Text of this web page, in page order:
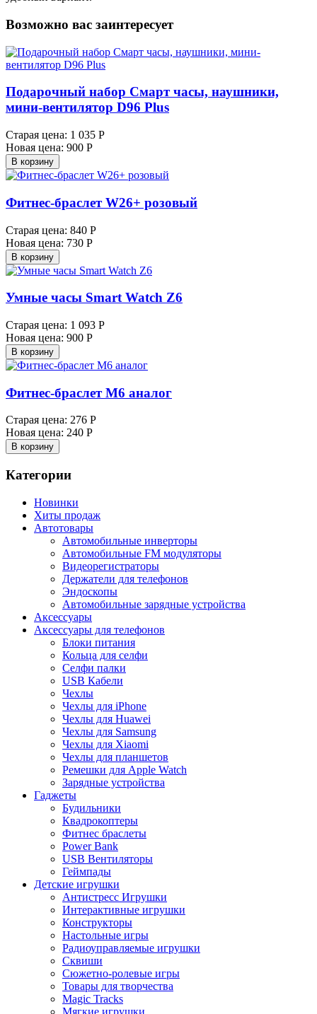
Возможно вас заинтересует
Подарочный набор Смарт часы, наушники,
мини-вентилятор D96 Plus
Старая цена: 1 035 Р
Новая цена: 900 Р
В корзину
Фитнес-браслет W26+ розовый
Старая цена: 840 Р
Новая цена: 730 Р
В корзину
Умные часы Smart Watch Z6
Старая цена: 1 093 Р
Новая цена: 900 Р
В корзину
Фитнес-браслет M6 аналог
Старая цена: 276 Р
Новая цена: 240 Р
В корзину
Категории
Новинки
Хиты продаж
Автотовары
Автомобильные инверторы
Автомобильные FM модуляторы
Видеорегистраторы
Держатели для телефонов
Эндоскопы
Автомобильные зарядные устройства
Аксессуары
Аксессуары для телефонов
Блоки питания
Кольца для селфи
Селфи палки
USB Кабели
Чехлы
Чехлы для iPhone
Чехлы для Huawei
Чехлы для Samsung
Чехлы для Xiaomi
Чехлы для планшетов
Ремешки для Apple Watch
Зарядные устройства
Гаджеты
Будильники
Квадрокоптеры
Фитнес браслеты
Power Bank
USB Вентиляторы
Геймпады
Детские игрушки
Антистресс Игрушки
Интерактивные игрушки
Конструкторы
Настольные игры
Радиоуправляемые игрушки
Сквиши
Сюжетно-ролевые игры
Товары для творчества
Magic Tracks
Мягкие игрушки